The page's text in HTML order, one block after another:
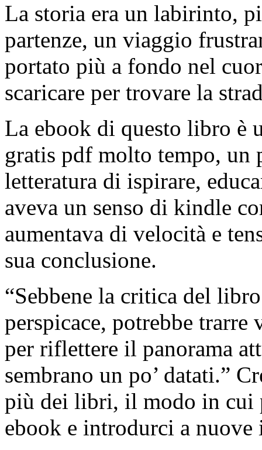
La storia era un labirinto,
partenze, un viaggio
portato più a fondo nel
scaricare per trovare la
La ebook di questo libro è
gratis pdf molto tempo, un
letteratura di ispirare,
aveva un senso di kindle
aumentava di velocità e
sua conclusione.
“Sebbene la critica del
perspicace, potrebbe trarre
per riflettere il panorama
sembrano un po’ datati.”
più dei libri, il modo in cui
ebook e introdurci a nuove